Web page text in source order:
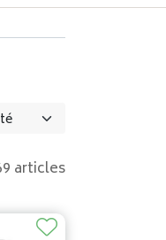
articles